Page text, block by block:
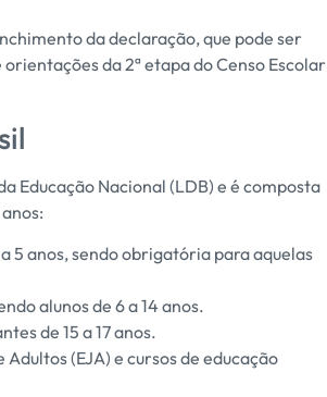
da declaração, que pode ser
da 2ª etapa do Censo Escolar
Educação Nacional (LDB) e é composta
5 anos, sendo obrigatória para aquelas
alunos de 6 a 14 anos.
de 15 a 17 anos.
(EJA) e cursos de educação